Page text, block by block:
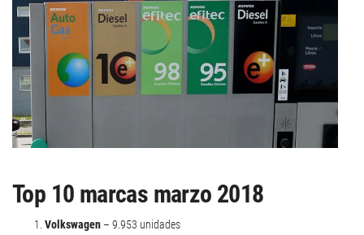
Top 10 marcas marzo 2018
Volkswagen – 9.953 unidades